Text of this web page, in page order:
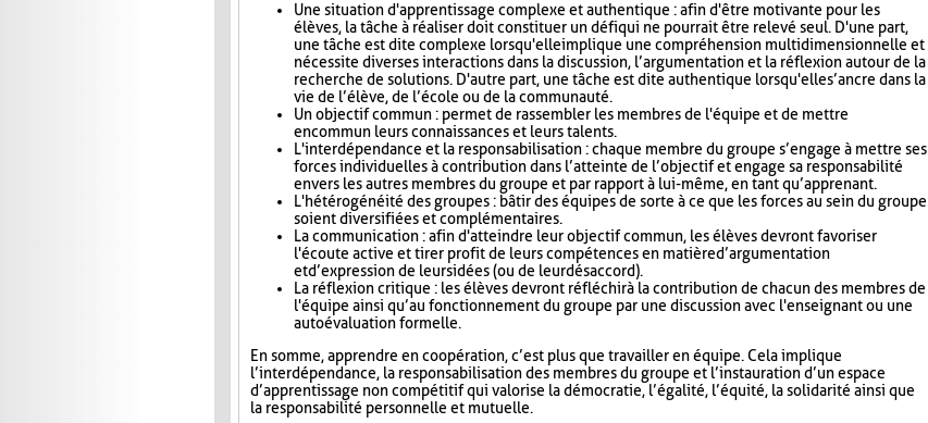
Une situation d'apprentissage complexe et authentique : afin d'être motivante pour les
élèves, la tâche à réaliser doit constituer un défi qui ne pourrait être relevé seul. D'une part,
une tâche est dite complexe lorsqu'elle implique une compréhension multidimensionnelle et
nécessite diverses interactions dans la discussion, l’argumentation et la réflexion autour de la
recherche de solutions. D'autre part, une tâche est dite authentique lorsqu'elle s’ancre dans la
vie de l’élève, de l’école ou de la communauté.
Un objectif commun : permet de rassembler les membres de l'équipe et de mettre
en commun leurs connaissances et leurs talents.
L'interdépendance et la responsabilisation : chaque membre du groupe s’engage à mettre ses
forces individuelles à contribution dans l’atteinte de l’objectif et engage sa responsabilité
envers les autres membres du groupe et par rapport à lui-même, en tant qu’apprenant.
L'hétérogénéité des groupes : bâtir des équipes de sorte à ce que les forces au sein du groupe
soient diversifiées et complémentaires.
La communication : afin d'atteindre leur objectif commun, les élèves devront favoriser
l'écoute active et tirer profit de leurs compétences en matière d’argumentation
et d’expression de leurs idées (ou de leur désaccord).
La réflexion critique : les élèves devront réfléchir à la contribution de chacun des membres de
l'équipe ainsi qu’au fonctionnement du groupe par une discussion avec l'enseignant ou une
autoévaluation formelle.
En somme, apprendre en coopération, c’est plus que travailler en équipe. Cela implique
l’interdépendance, la responsabilisation des membres du groupe et l’instauration d’un espace
d’apprentissage non compétitif qui valorise la démocratie, l’égalité, l’équité, la solidarité ainsi que
la responsabilité personnelle et mutuelle.